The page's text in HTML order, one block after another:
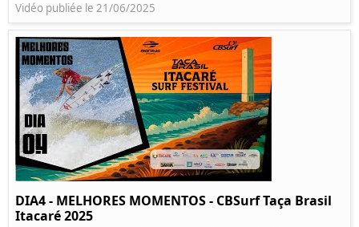
Vidéo publiée le 21/06/2025
DIA4 - MELHORES MOMENTOS - CBSurf Taça Brasil
Itacaré 2025